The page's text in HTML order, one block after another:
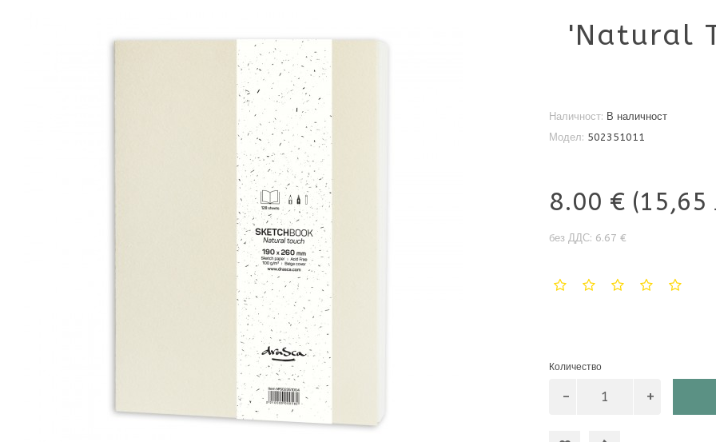
'Natural
Наличност: В наличност
Модел: 502351011
8.00 € (15,65
без ДДС: 6.67 €
Количество